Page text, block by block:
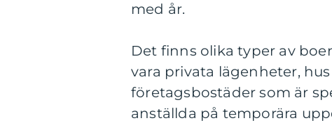
med år.
Det finns olika typer av
vara privata lägenheter,
företagsbostäder som är
anställda på temporära